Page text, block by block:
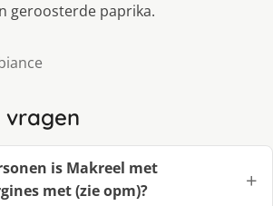
geroosterde paprika.
vragen
is Makreel met
met (zie opm)?